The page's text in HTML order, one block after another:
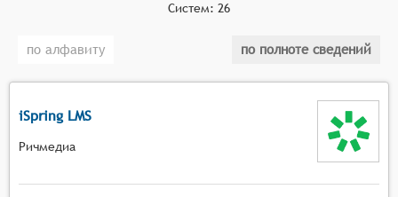
на основе программного обеспечения, которое
взаимодействия между ведущим и аудиторией в
Классификатор программных продуктов Соваре
определяет конкретные функциональные критерии
для систем. Для того, чтобы быть представленными
Систем: 26
по алфавиту по полноте сведений
iSpring LMS
Ричмедиа